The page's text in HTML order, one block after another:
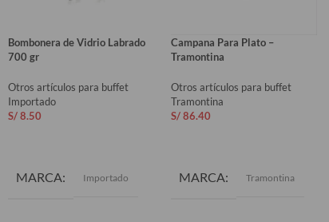
Bombonera de Vidrio Labrado
700 gr
Otros artículos para buffet
Importado
S/8.50
MARCA Importado
Campana Para Plato –
Tramontina
Otros artículos para buffet
Tramontina
S/86.40
MARCA Tramontina